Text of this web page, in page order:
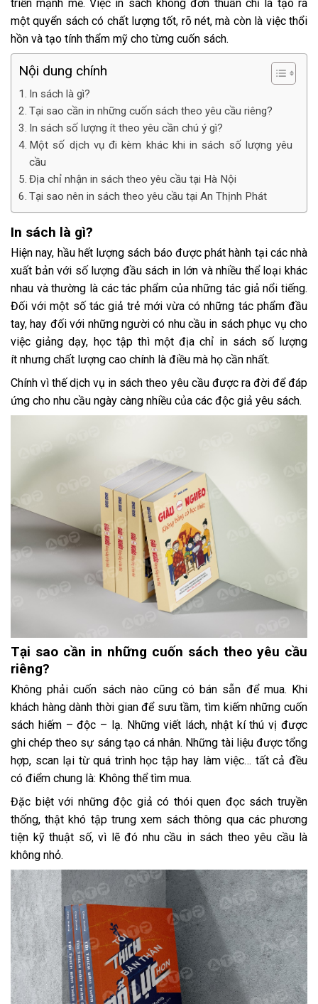
triển mạnh mẽ. Việc in sách không đơn thuần chỉ là tạo ra
một quyển sách có chất lượng tốt, rõ nét, mà còn là việc thổi
hồn và tạo tính thẩm mỹ cho từng cuốn sách.
Nội dung chính
In sách là gì?
Tại sao cần in những cuốn sách theo yêu cầu riêng?
In sách số lượng ít theo yêu cần chú ý gì?
Một số dịch vụ đi kèm khác khi in sách số lượng yêu
cầu
Địa chỉ nhận in sách theo yêu cầu tại Hà Nội
Tại sao nên in sách theo yêu cầu tại An Thịnh Phát
In sách là gì?
Hiện nay, hầu hết lượng sách báo được phát hành tại các nhà
xuất bản với số lượng đầu sách in lớn và nhiều thể loại khác
nhau và thường là các tác phẩm của những tác giả nổi tiếng.
Đối với một số tác giả trẻ mới vừa có những tác phẩm đầu
tay, hay đối với những người có nhu cầu in sách phục vụ cho
việc giảng dạy, học tập thì một địa chỉ in sách số lượng
ít nhưng chất lượng cao chính là điều mà họ cần nhất.
Chính vì thế dịch vụ in sách theo yêu cầu được ra đời để đáp
ứng cho nhu cầu ngày càng nhiều của các độc giả yêu sách.
Tại sao cần in những cuốn sách theo yêu cầu
riêng?
Không phải cuốn sách nào cũng có bán sẵn để mua. Khi
khách hàng dành thời gian để sưu tầm, tìm kiếm những cuốn
sách hiếm – độc – lạ. Những viết lách, nhật kí thú vị được
ghi chép theo sự sáng tạo cá nhân. Những tài liệu được tổng
hợp, scan lại từ quá trình học tập hay làm việc… tất cả đều
có điểm chung là: Không thể tìm mua.
Đặc biệt với những độc giả có thói quen đọc sách truyền
thống, thật khó tập trung xem sách thông qua các phương
tiện kỹ thuật số, vì lẽ đó nhu cầu in sách theo yêu cầu là
không nhỏ.